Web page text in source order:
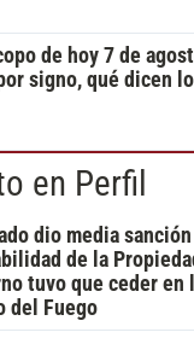
de hoy 7 de
signo, qué dicen
en Perfil
dio media
de la
tuvo que ceder en
del Fuego